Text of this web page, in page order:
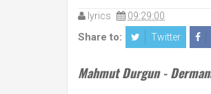
lyrics 09:29:00
Share to: Twitter
Mahmut Durgun -